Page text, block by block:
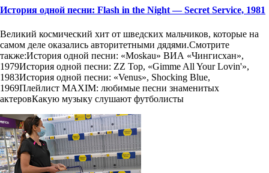
История одной песни: Flash in the Night — Secret Service, 1981
Великий космический хит от шведских мальчиков, которые на
самом деле оказались авторитетными дядями.Смотрите
также:История одной песни: «Moskau» ВИА «Чингисхан»,
1979История одной песни: ZZ Top, «Gimme All Your Lovin'»,
1983История одной песни: «Venus», Shocking Blue,
1969Плейлист MAXIM: любимые песни знаменитых
актеровКакую музыку слушают футболисты